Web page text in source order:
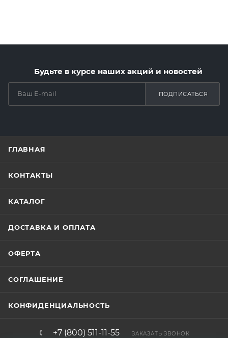
Будьте в курсе наших акций и новостей
ПОДПИСАТЬСЯ
ГЛАВНАЯ
КОНТАКТЫ
КАТАЛОГ
ДОСТАВКА И ОПЛАТА
ОФЕРТА
СОГЛАШЕНИЕ
КОНФИДЕНЦИАЛЬНОСТЬ
+7 (800) 511-11-55 ЗАКАЗАТЬ ЗВОНОК